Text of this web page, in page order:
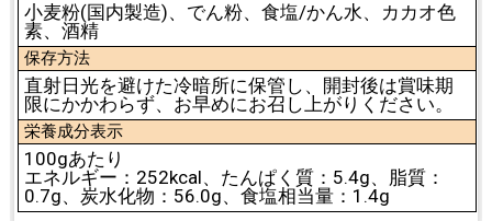
小麦粉(国内製造)、でん粉、食塩/かん水、カカオ色
素、酒精
保存方法
直射日光を避けた冷暗所に保管し、開封後は賞味期
限にかかわらず、お早めにお召し上がりください。
栄養成分表示
100gあたり
エネルギー：252kcal、たんぱく質：5.4g、脂質：
0.7g、炭水化物：56.0g、食塩相当量：1.4g